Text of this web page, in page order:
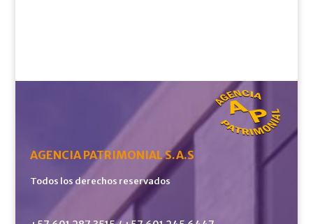
AGENCIA PATRIMONIAL S.A.S
Todos los derechos reservados